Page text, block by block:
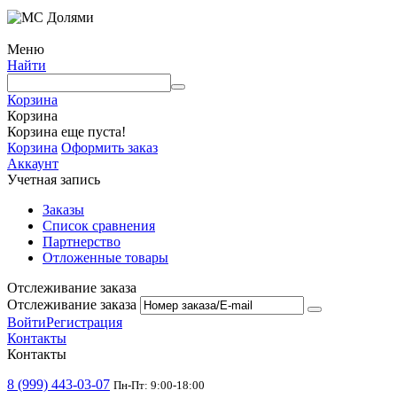
Меню
Найти
Корзина
Корзина
Корзина еще пуста!
Корзина Оформить заказ
Аккаунт
Учетная запись
Заказы
Список сравнения
Партнерство
Отложенные товары
Отслеживание заказа
Отслеживание заказа
ВойтиРегистрация
Контакты
Контакты
8 (999) 443-03-07 Пн-Пт: 9:00-18:00